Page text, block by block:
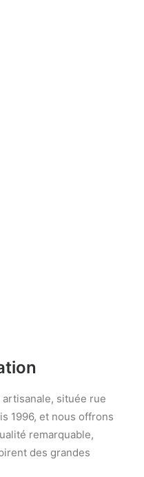
située rue
1996, et nous offrons
remarquable,
des grandes